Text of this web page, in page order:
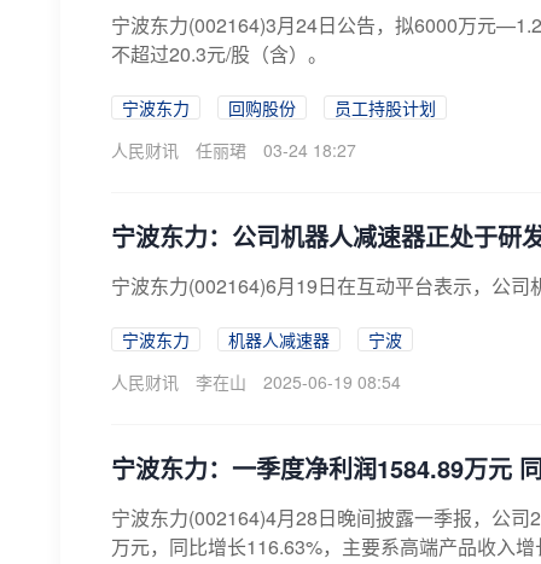
宁波东力(002164)3月24日公告，拟6000万元
不超过20.3元/股（含）。
宁波东力 回购股份
员工持股计划
人民财讯
任丽珺 03-24 18:27
宁波东力：公司机器人减速器正处于研
宁波东力(002164)6月19日在互动平台表示，公
宁波东力 机器人减速器
宁波
人民财讯
李在山 2025-06-19 08:54
宁波东力：一季度净利润1584.89万元
宁波东力(002164)4月28日晚间披露一季报，公
万元，同比增长116.63%，主要系高端产品收入